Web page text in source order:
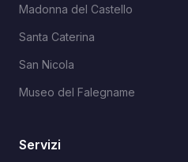
Madonna del Castello
Santa Caterina
San Nicola
Museo del Falegname
Servizi